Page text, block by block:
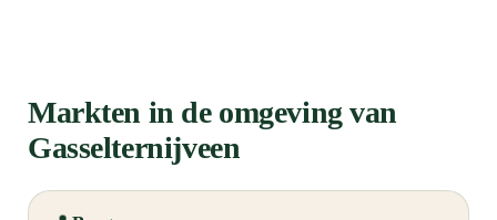
Markten in de omgeving van
Gasselternijveen